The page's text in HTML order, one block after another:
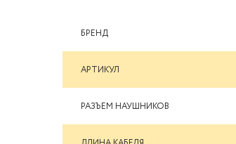
БРЕНД
АРТИКУЛ
РАЗЪЕМ НАУШНИКОВ